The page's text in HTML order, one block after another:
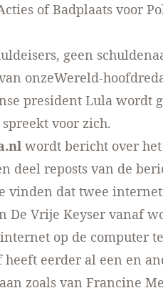
of Badplaats voor
geen
onzeWereld-
president Lula wordt
spreekt voor zich.
wordt bericht over het
deel reposts van de
vinden dat twee
De Vrije Keyser vanaf
op de computer
heeft eerder al een en
zoals van Francine